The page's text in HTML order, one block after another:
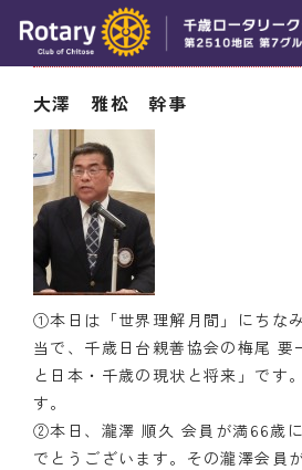
トピックス
例会報告
活動報告
理事会報告
スケジュール
年間プログラム
木曜会
組織図
2月13日（木） 幹事報告
大澤 雅松 幹事
①本日は「世界理解月間」にちな
当で、千歳日台親善協会の梅尾 要
と日本・千歳の現状と将来」です
す。
②本日、瀧澤 順久 会員が満66歳
でとうございます。その瀧澤会員